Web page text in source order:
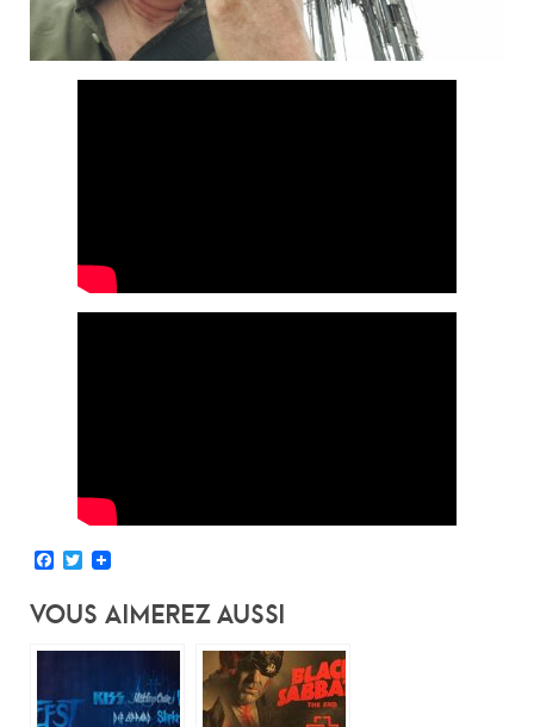
Facebook
Twitter
Vous Aimerez Aussi